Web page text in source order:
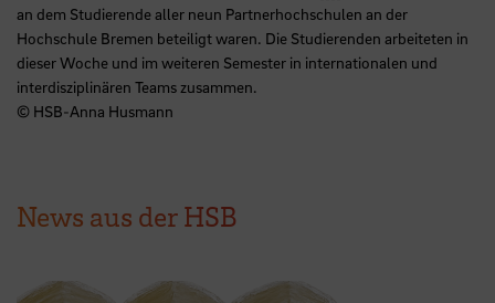
an dem Studierende aller neun Partnerhochschulen an der
Hochschule Bremen beteiligt waren. Die Studierenden arbeiteten in
dieser Woche und im weiteren Semester in internationalen und
interdisziplinären Teams zusammen.
© HSB-Anna Husmann
News aus der HSB